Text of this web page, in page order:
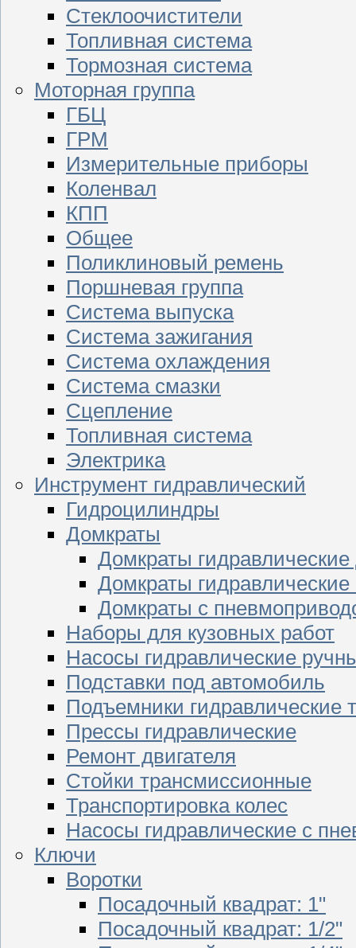
Стеклоочистители
Топливная система
Тормозная система
Моторная группа
ГБЦ
ГРМ
Измерительные приборы
Коленвал
КПП
Общее
Поликлиновый ремень
Поршневая группа
Система выпуска
Система зажигания
Система охлаждения
Система смазки
Сцепление
Топливная система
Электрика
Инструмент гидравлический
Гидроцилиндры
Домкраты
Домкраты
Домкраты гидравлические
Домкраты с
Наборы для кузовных работ
Насосы гидравлические
Подставки под автомобиль
Подъемники гидравлические
Прессы гидравлические
Ремонт двигателя
Стойки трансмиссионные
Транспортировка колес
Насосы гидравлические с
Ключи
Воротки
Посадочный квадрат: 1"
Посадочный квадрат: 1/2"